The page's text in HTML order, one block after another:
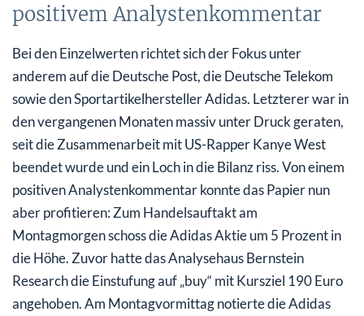
positivem Analystenkommentar
Bei den Einzelwerten richtet sich der Fokus unter
anderem auf die Deutsche Post, die Deutsche Telekom
sowie den Sportartikelhersteller Adidas. Letzterer war in
den vergangenen Monaten massiv unter Druck geraten,
seit die Zusammenarbeit mit US-Rapper Kanye West
beendet wurde und ein Loch in die Bilanz riss. Von einem
positiven Analystenkommentar konnte das Papier nun
aber profitieren: Zum Handelsauftakt am
Montagmorgen schoss die Adidas Aktie um 5 Prozent in
die Höhe. Zuvor hatte das Analysehaus Bernstein
Research die Einstufung auf „buy“ mit Kursziel 190 Euro
angehoben. Am Montagvormittag notierte die Adidas